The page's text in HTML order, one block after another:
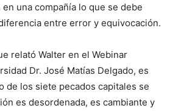
una compañía lo que se debe
entre error y equivocación.
relató Walter en el Webinar
Dr. José Matías Delgado, es
de los siete pecados capitales se
es desordenada, es cambiante y